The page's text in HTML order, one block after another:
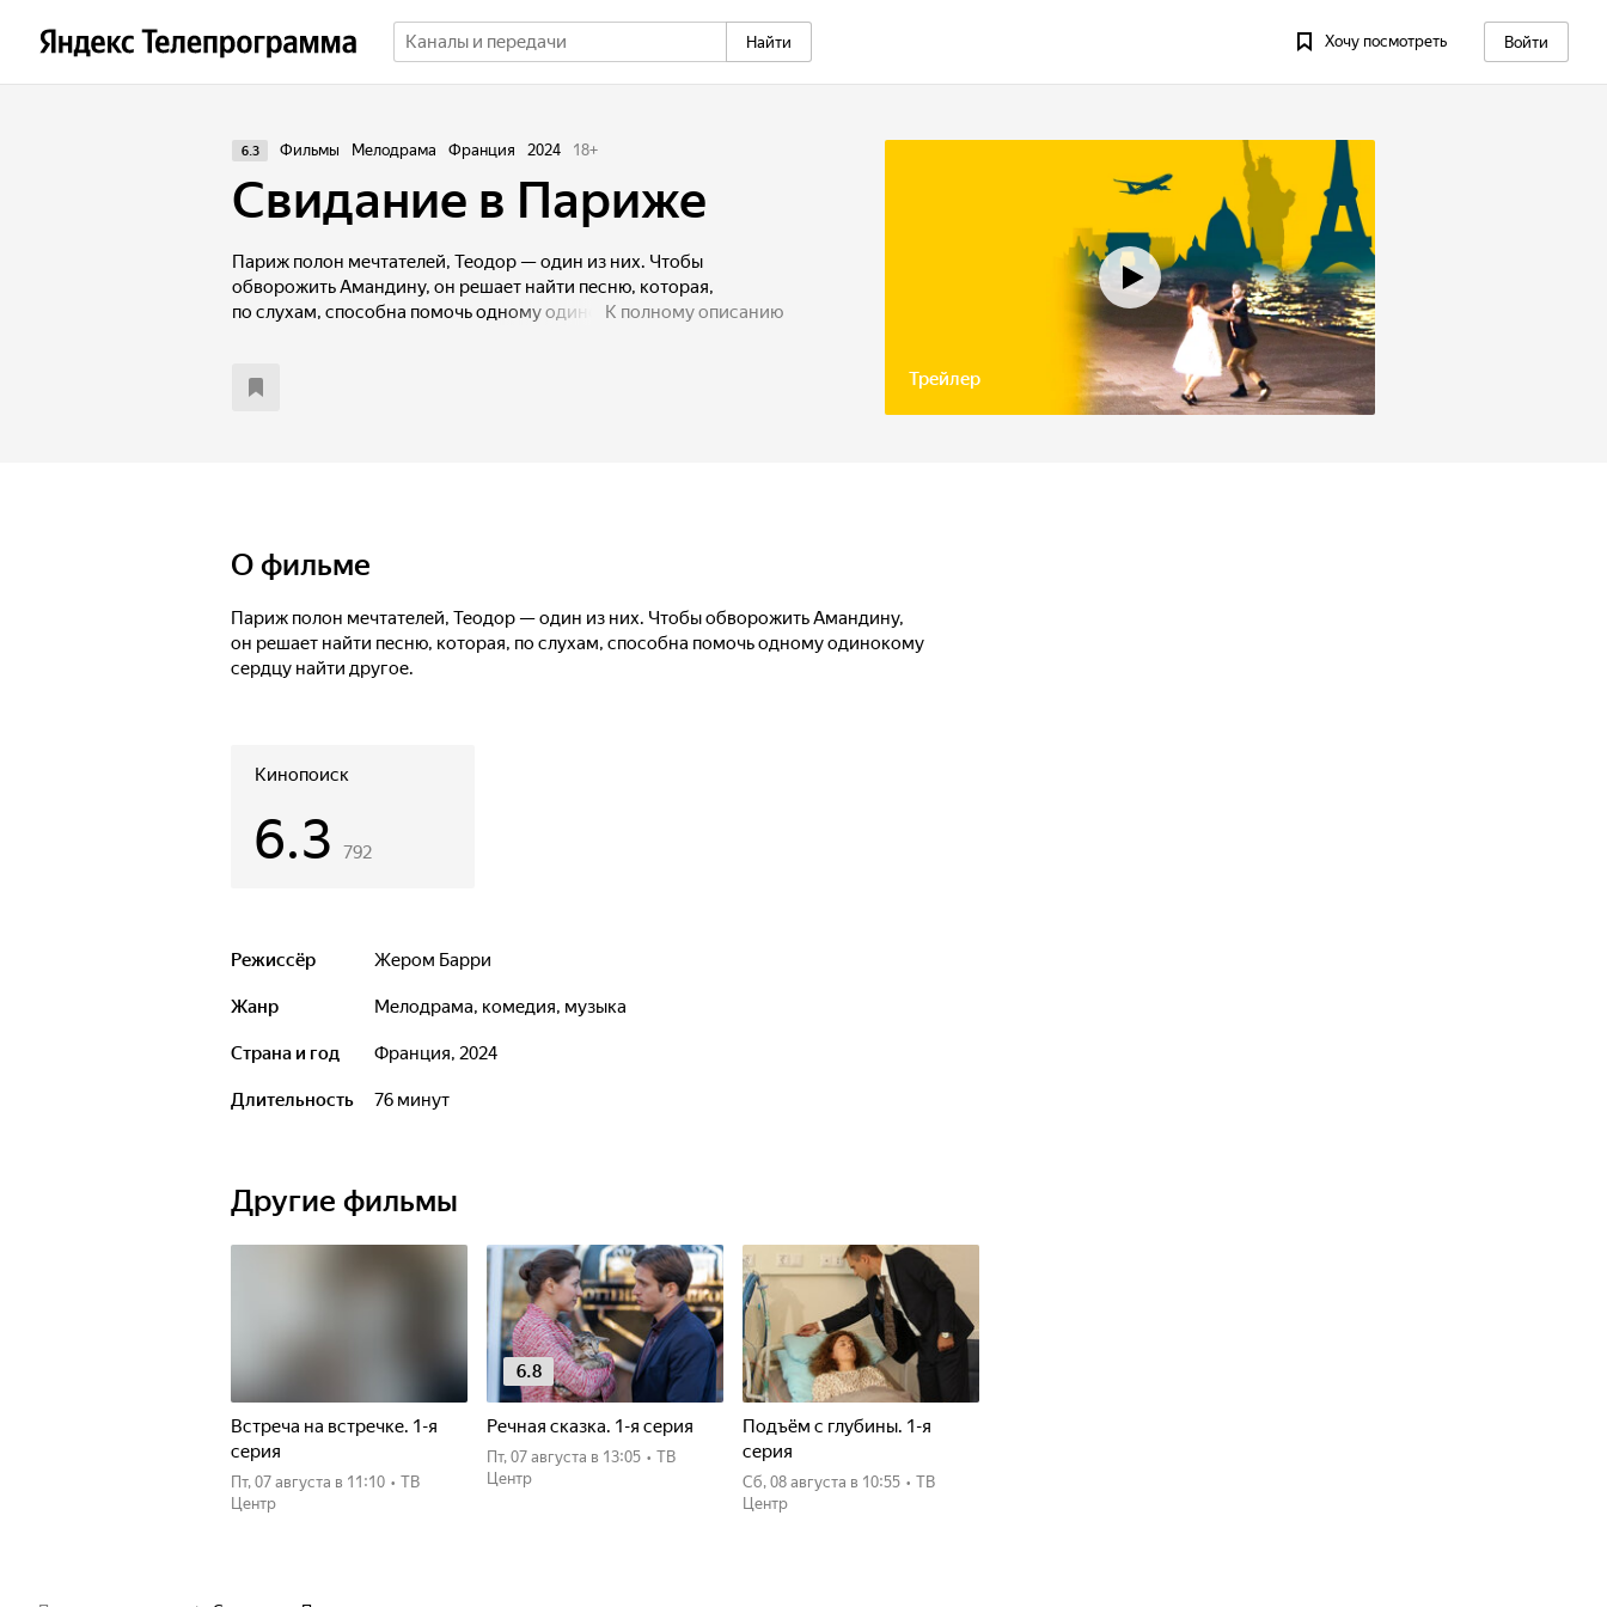
Найти Хочу посмотреть Войти
Трейлер
6.3 Фильмы Мелодрама Франция 2024 18+
Свидание в Париже
Париж полон мечтателей, Теодор — один из них. Чтобы
обворожить Амандину, он решает найти песню, которая,
по слухам, способна помочь одному одинокому сердцу найти
К полному описанию
О фильме
Париж полон мечтателей, Теодор — один из них. Чтобы обворожить Амандину,
он решает найти песню, которая, по слухам, способна помочь одному одинокому
сердцу найти другое.
Кинопоиск
6.3 792
Режиссёр Жером Барри
Жанр мелодрама, комедия, музыка
Страна и год Франция, 2024
Длительность 76 минут
Другие фильмы
Встреча на встречке. 1-я
серия
пт, 07 августа в 11:10 • ТВ
Центр
6.8
Речная сказка. 1-я серия
пт, 07 августа в 13:05 • ТВ
Центр
Подъём с глубины. 1-я
серия
сб, 08 августа в 10:55 • ТВ
Центр